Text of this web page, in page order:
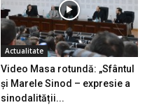
Actualitate
Video Masa rotundă: „Sfântul
și Marele Sinod – expresie a
sinodalității...